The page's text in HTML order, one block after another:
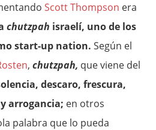
Scott Thompson era
chutzpah israelí, uno de los
start-up nation.Según el
, chutzpah, que viene del
descaro, frescura,
arrogancia; en otros
palabra que lo pueda